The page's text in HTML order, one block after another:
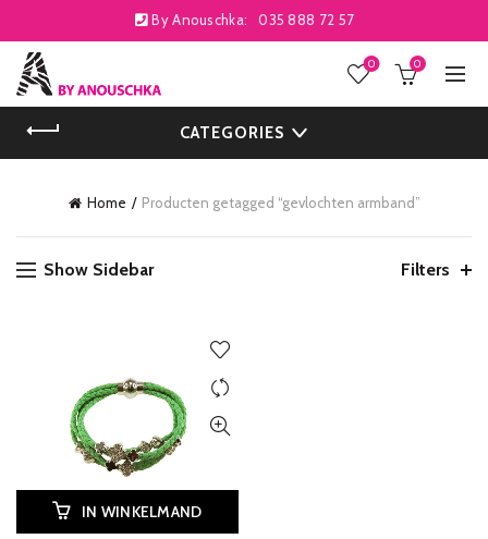
By Anouschka: 035 888 72 57
0 0
CATEGORIES
Home Producten getagged “gevlochten armband”
Show Sidebar Filters
IN WINKELMAND